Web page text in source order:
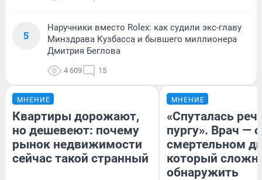
5
Наручники вместо Rolex: как судили экс-главу
Минздрава Кузбасса и бывшего миллионера
Дмитрия Беглова
4 609 15
МНЕНИЕ
Квартиры дорожают,
но дешевеют: почему
рынок недвижимости
сейчас такой странный
МНЕНИЕ
«Спуталась
пургу». Врач — о
смертельном
который
обнаружить